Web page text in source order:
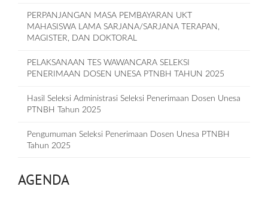
PERPANJANGAN MASA PEMBAYARAN UKT
MAHASISWA LAMA SARJANA/SARJANA TERAPAN,
MAGISTER, DAN DOKTORAL
PELAKSANAAN TES WAWANCARA SELEKSI
PENERIMAAN DOSEN UNESA PTNBH TAHUN 2025
Hasil Seleksi Administrasi Seleksi Penerimaan Dosen Unesa
PTNBH Tahun 2025
Pengumuman Seleksi Penerimaan Dosen Unesa PTNBH
Tahun 2025
AGENDA